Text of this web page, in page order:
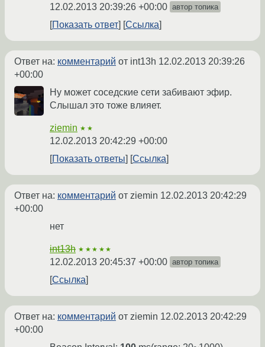
12.02.2013 20:39:26 +00:00 автор топика
Показать ответ Ссылка
Ответ на: комментарий от int13h 12.02.2013 20:39:26
+00:00
Ну может соседские сети забивают эфир.
Слышал это тоже влияет.
ziemin ★★
12.02.2013 20:42:29 +00:00
Показать ответы
Ссылка
Ответ на: комментарий от ziemin 12.02.2013 20:42:29
+00:00
нет
int13h ★★★★★
12.02.2013 20:45:37 +00:00 автор топика
Ссылка
Ответ на: комментарий от ziemin 12.02.2013 20:42:29
+00:00